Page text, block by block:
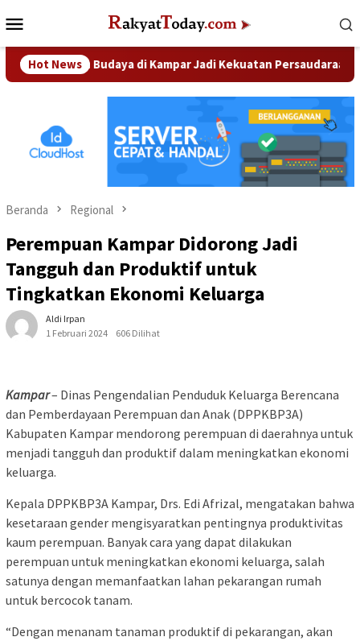
ke
Mobile
Hot News
dan Budaya di Kampar Jadi Kekuatan Persaudaraan
Beranda Regional
Perempuan Kampar Didorong Jadi
Tangguh dan Produktif untuk
Tingkatkan Ekonomi Keluarga
Aldi Irpan
1 Februari 2024
606 Dilihat
Kampar– Dinas Pengendalian Penduduk Keluarga Berencana
dan Pemberdayaan Perempuan dan Anak (DPPKBP3A)
Kabupaten Kampar mendorong perempuan di daerahnya untuk
menjadi tangguh dan produktif dalam meningkatkan ekonomi
keluarga.
Kepala DPPKBP3A Kampar, Drs. Edi Afrizal, mengatakan bahwa
kesetaraan gender mengisyaratkan pentingnya produktivitas
kaum perempuan. Banyak cara yang dapat dilakukan
perempuan untuk meningkatkan ekonomi keluarga, salah
satunya dengan memanfaatkan lahan pekarangan rumah
untuk bercocok tanam.
“Dengan menanam tanaman produktif di pekarangan, akan